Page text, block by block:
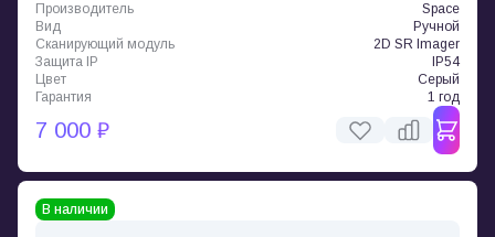
Производитель
Space
Вид
Ручной
Сканирующий модуль
2D SR Imager
Защита IP
IP54
Цвет
Серый
Гарантия
1 год
7 000 ₽
В наличии